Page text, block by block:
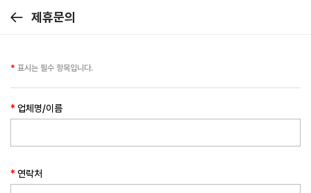
뒤로가기
제휴문의
로그인해주세요.
전체보기
* 표시는 필수 항목입니다.
*업체명/이름
*연락처